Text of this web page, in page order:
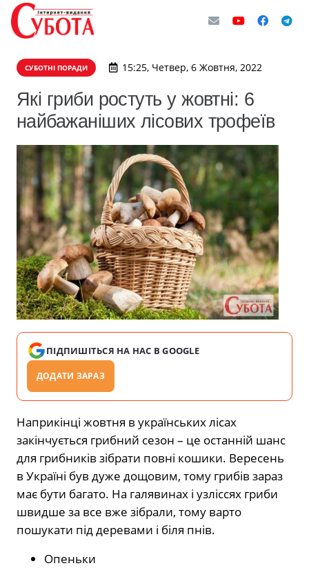
СУБОТНІ ПОРАДИ 15:25, Четвер, 6 Жовтня, 2022
Які гриби ростуть у жовтні: 6
найбажаніших лісових трофеїв
ПІДПИШІТЬСЯ НА НАС В GOOGLE
ДОДАТИ ЗАРАЗ
Наприкінці жовтня в українських лісах
закінчується грибний сезон – це останній шанс
для грибників зібрати повні кошики. Вересень
в Україні був дуже дощовим, тому грибів зараз
має бути багато. На галявинах і узліссях гриби
швидше за все вже зібрали, тому варто
пошукати під деревами і біля пнів.
Опеньки